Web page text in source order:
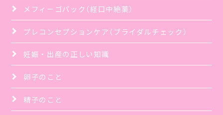
メフィーゴパック（経口中絶薬）
プレコンセプションケア（ブライダルチェック）
妊娠・出産の正しい知識
卵子のこと
精子のこと